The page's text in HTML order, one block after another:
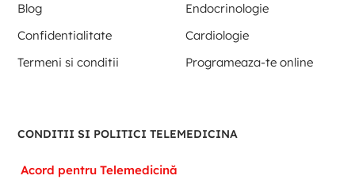
Blog
Endocrinologie
Confidentialitate
Cardiologie
Termeni si conditii
Programeaza-te online
CONDITII SI POLITICI TELEMEDICINA
Acord pentru Telemedicină